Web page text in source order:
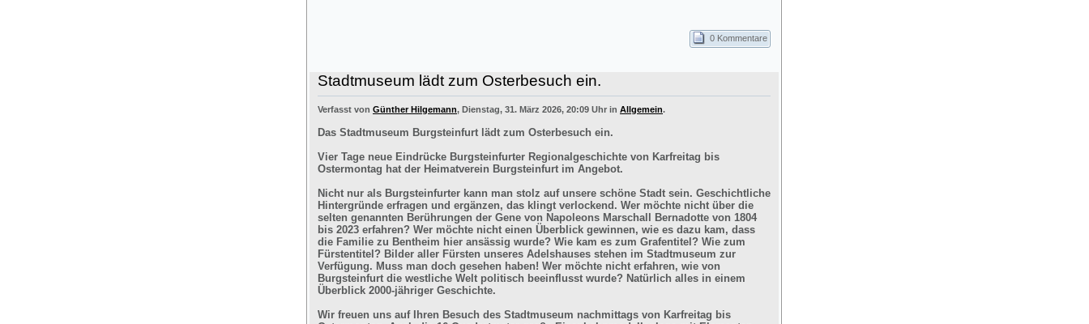
0 Kommentare
Stadtmuseum lädt zum Osterbesuch ein.
Verfasst von Günther Hilgemann, Dienstag, 31. März 2026, 20:09 Uhr in Allgemein.
Das Stadtmuseum Burgsteinfurt lädt zum Osterbesuch ein.
Vier Tage neue Eindrücke Burgsteinfurter Regionalgeschichte von Karfreitag bis
Ostermontag hat der Heimatverein Burgsteinfurt im Angebot.
Nicht nur als Burgsteinfurter kann man stolz auf unsere schöne Stadt sein. Geschichtliche
Hintergründe erfragen und ergänzen, das klingt verlockend. Wer möchte nicht über die
selten genannten Berührungen der Gene von Napoleons Marschall Bernadotte von 1804
bis 2023 erfahren? Wer möchte nicht einen Überblick gewinnen, wie es dazu kam, dass
die Familie zu Bentheim hier ansässig wurde? Wie kam es zum Grafentitel? Wie zum
Fürstentitel? Bilder aller Fürsten unseres Adelshauses stehen im Stadtmuseum zur
Verfügung. Muss man doch gesehen haben! Wer möchte nicht erfahren, wie von
Burgsteinfurt die westliche Welt politisch beeinflusst wurde? Natürlich alles in einem
Überblick 2000-jähriger Geschichte.
Wir freuen uns auf Ihren Besuch des Stadtmuseum nachmittags von Karfreitag bis